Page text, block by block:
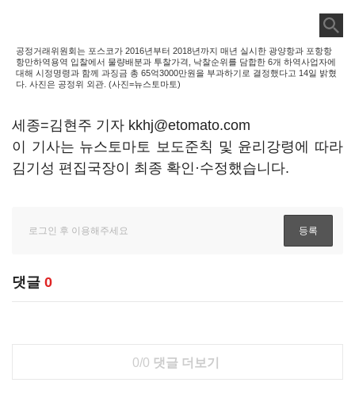
공정거래위원회는 포스코가 2016년부터 2018년까지 매년 실시한 광양항과 포항항
항만하역용역 입찰에서 물량배분과 투찰가격, 낙찰순위를 담합한 6개 하역사업자에
대해 시정명령과 함께 과징금 총 65억3000만원을 부과하기로 결정했다고 14일 밝혔
다. 사진은 공정위 외관. (사진=뉴스토마토)
세종=김현주 기자 kkhj@etomato.com
이 기사는 뉴스토마토 보도준칙 및 윤리강령에 따라
김기성 편집국장이 최종 확인·수정했습니다.
댓글 0
0/0 댓글 더보기